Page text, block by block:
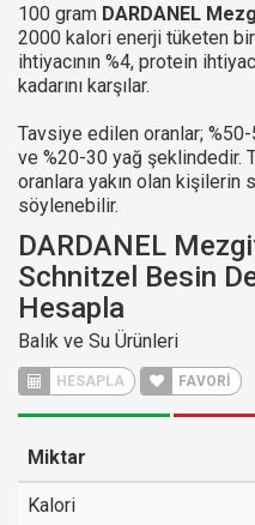
100 gram DARDANEL
2000 kalori enerji tüketen
ihtiyacının %4, protein
kadarını karşılar.
Tavsiye edilen oranlar;
ve %20-30 yağ şeklindedir.
oranlara yakın olan kişilerin
söylenebilir.
DARDANEL
Schnitzel Besin
Hesapla
Balık ve Su Ürünleri
HESAPLA FAVORİ
Miktar
Kalori